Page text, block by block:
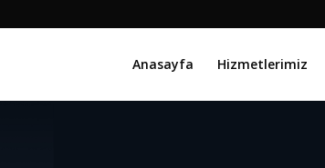
Anasayfa Hizmetlerimiz